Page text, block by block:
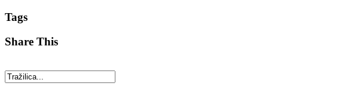
Tags
Share This